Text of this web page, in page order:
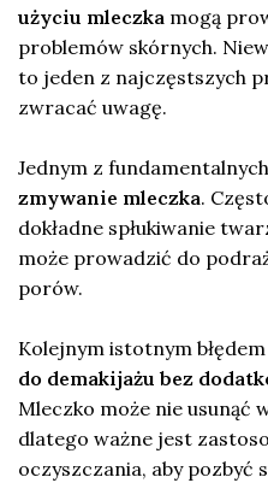
użyciu mleczka mogą
problemów skórnych.
to jeden z najczęstszych
zwracać uwagę.
Jednym z
zmywanie mleczka.
dokładne spłukiwanie
może prowadzić do
porów.
Kolejnym istotnym
do demakijażu bez
Mleczko może nie usunąć
dlatego ważne jest
oczyszczania, aby pozbyć